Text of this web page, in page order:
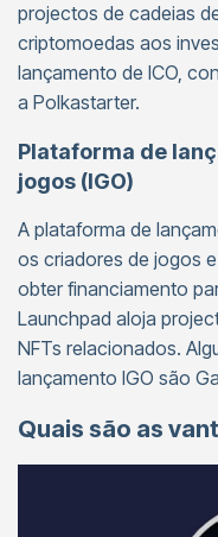
projectos de cadeias
criptomoedas aos
lançamento de ICO,
a Polkastarter.
Plataforma de
jogos (IGO)
A plataforma de
os criadores de jogos
obter financiamento
Launchpad aloja
NFTs relacionados.
lançamento IGO são
Quais são as